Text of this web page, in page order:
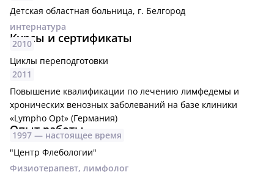
Детская областная больница, г. Белгород
интернатура
Курсы и сертификаты
2010
Циклы переподготовки
2011
Повышение квалификации по лечению лимфедемы и
хронических венозных заболеваний на базе клиники
«Lympho Opt» (Германия)
Опыт работы
1997 — настоящее время
"Центр Флебологии"
Физиотерапевт, лимфолог